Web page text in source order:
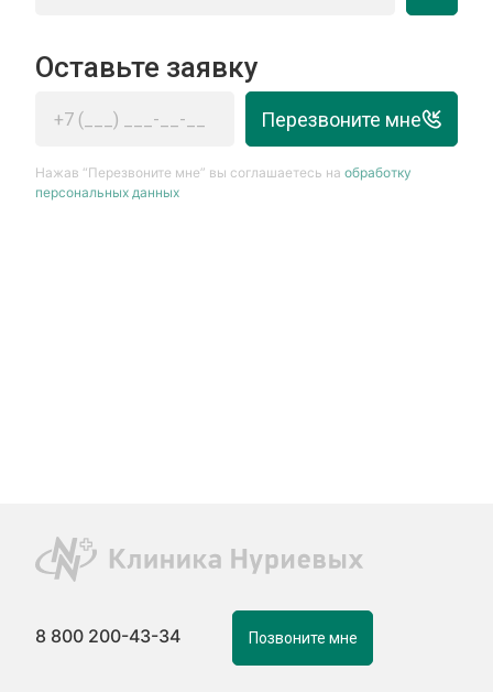
Оставьте заявку
Перезвоните мне
Нажав “Перезвоните мне” вы соглашаетесь наобработку
персональных данных
8 800 200-43-34 Позвоните мне